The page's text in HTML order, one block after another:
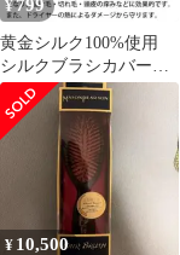
¥799
黄金シルク100%使用
シルクブラシカバー
セリシン
¥ 10,500